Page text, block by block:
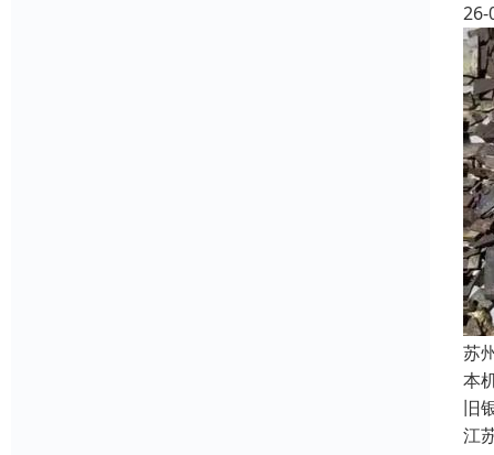
26-
苏
本
旧
江